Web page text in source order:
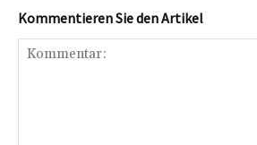
Kommentieren Sie den Artikel